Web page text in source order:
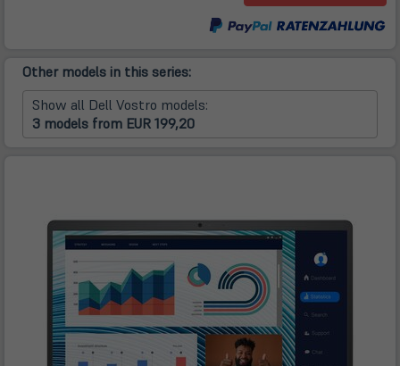
Other models in this series:
Show all Dell Vostro models:
3 models from EUR 199,20